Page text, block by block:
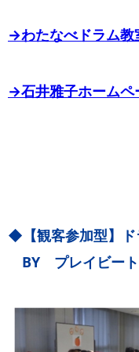
→わたなべドラム教
→石井雅子ホームペ
◆【観客参加型】ド
BY プレイビート